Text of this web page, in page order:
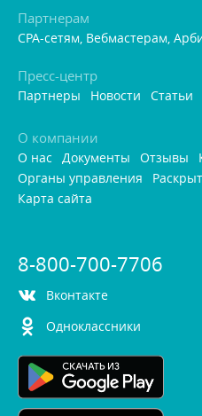
Партнерам
CPA-сетям, Вебмастерам,
Пресс-центр
Партнеры Новости Статьи
О компании
О нас Документы Отзывы
Органы управления
Карта сайта
8-800-700-7706
контакте
Одноклассники